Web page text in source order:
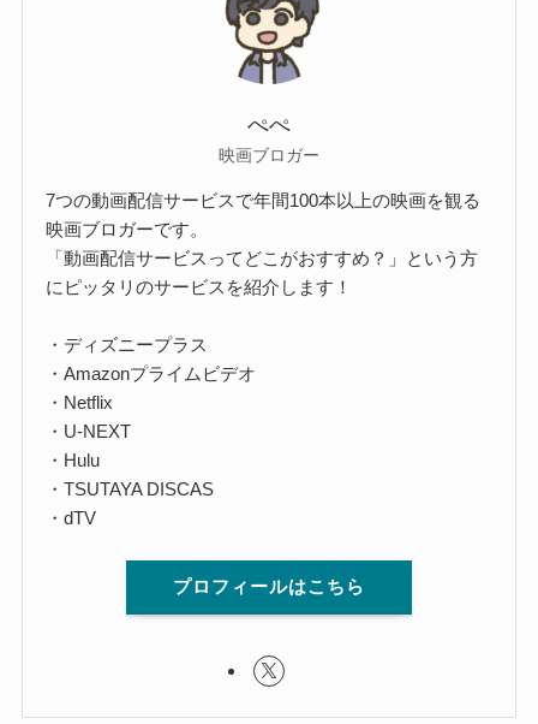
ぺぺ
映画ブロガー
7つの動画配信サービスで年間100本以上の映画を観る
映画ブロガーです。
「動画配信サービスってどこがおすすめ？」という方
にピッタリのサービスを紹介します！
・ディズニープラス
・Amazonプライムビデオ
・Netflix
・U-NEXT
・Hulu
・TSUTAYA DISCAS
・dTV
プロフィールはこちら